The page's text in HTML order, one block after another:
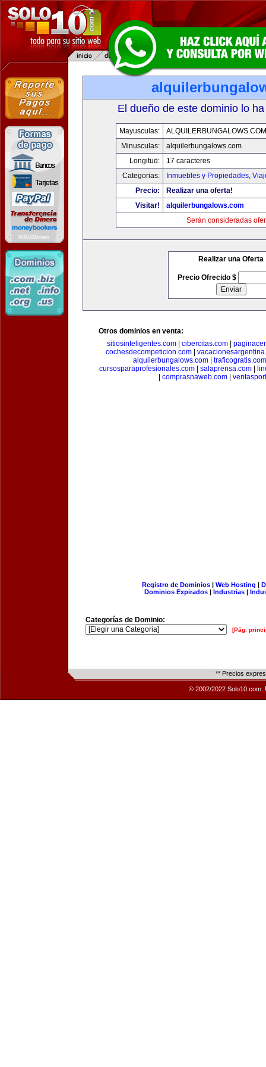
El dueño de este dominio lo
Mayusculas:
ALQUILERBUNGALOWS.COM
Minusculas:
alquilerbungalows.com
Longitud:
17 caracteres
Categorias:
Inmuebles y Propiedades,
Precio:
Realizar una oferta!
Visitar!
alquilerbungalows.com
Serán consideradas
Realizar una Oferta
Precio Ofrecido $
Otros dominios en venta:
sitiosinteligentes.com
cibercitas.com
cochesdecompeticion.com
alquilerbungalows.com| traficogratis.com
cursosparaprofesionales.com
salaprensa.com
comprasnaweb.com
Registro de Dominios| Web Hosting |
Dominios Expirados | Industrias |
Categorías de Dominio:
[Pág.
** Precios
© 2002/2022 Solo10.com